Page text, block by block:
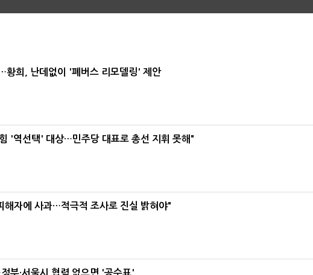
황희, 난데없이 '폐버스 리모델링' 제안
'역선택' 대상…민주당 대표로 총선 지휘 못해"
해자에 사과…적극적 조사로 진실 밝혀야"
부·서울시 협력 없으면 '공수표'